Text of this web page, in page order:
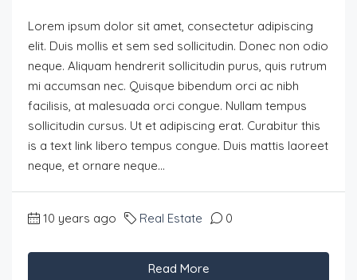
Lorem ipsum dolor sit amet, consectetur adipiscing
elit. Duis mollis et sem sed sollicitudin. Donec non odio
neque. Aliquam hendrerit sollicitudin purus, quis rutrum
mi accumsan nec. Quisque bibendum orci ac nibh
facilisis, at malesuada orci congue. Nullam tempus
sollicitudin cursus. Ut et adipiscing erat. Curabitur this
is a text link libero tempus congue. Duis mattis laoreet
neque, et ornare neque...
10 years ago Real Estate 0
Read More